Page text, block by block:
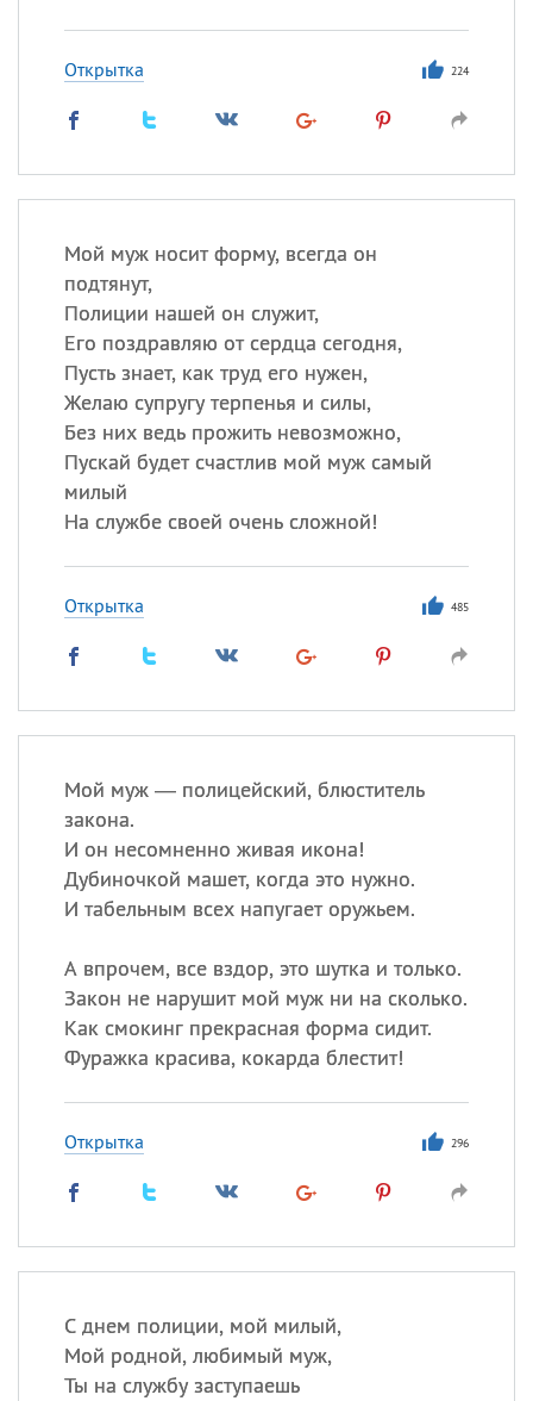
Открытка 224
Мой муж носит форму, всегда он
подтянут,
Полиции нашей он служит,
Его поздравляю от сердца сегодня,
Пусть знает, как труд его нужен,
Желаю супругу терпенья и силы,
Без них ведь прожить невозможно,
Пускай будет счастлив мой муж самый
милый
На службе своей очень сложной!
Открытка 485
Мой муж — полицейский, блюститель
закона.
И он несомненно живая икона!
Дубиночкой машет, когда это нужно.
И табельным всех напугает оружьем.
А впрочем, все вздор, это шутка и только.
Закон не нарушит мой муж ни на сколько.
Как смокинг прекрасная форма сидит.
Фуражка красива, кокарда блестит!
Открытка 296
С днем полиции, мой милый,
Мой родной, любимый муж,
Ты на службу заступаешь